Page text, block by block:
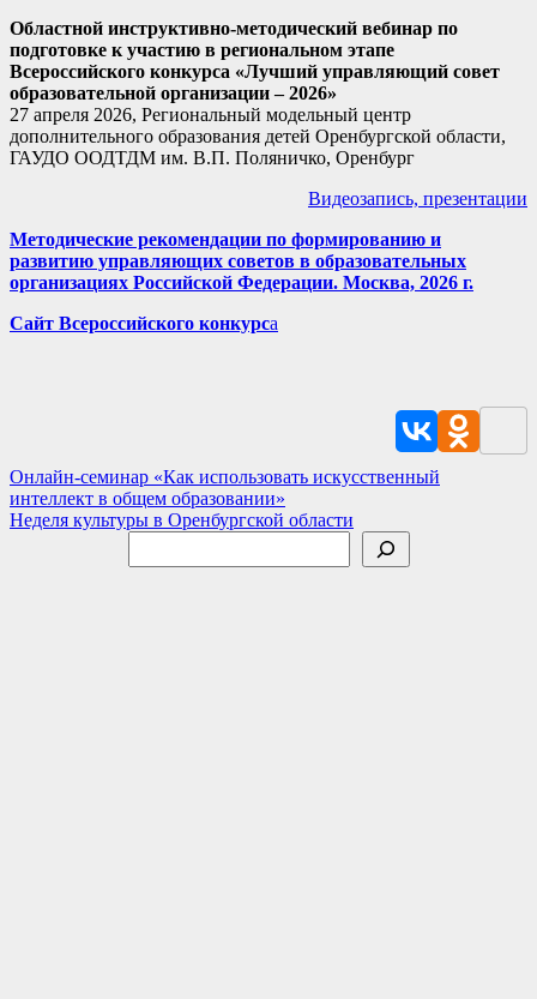
Областной инструктивно-методический вебинар по
подготовке к участию в региональном этапе
Всероссийского конкурса «Лучший управляющий совет
образовательной организации – 2026»
27 апреля 2026, Региональный модельный центр
дополнительного образования детей Оренбургской области,
ГАУДО ООДТДМ им. В.П. Поляничко, Оренбург
Видеозапись, презентации
Методические рекомендации по формированию и
развитию управляющих советов в образовательных
организациях Российской Федерации. Москва, 2026 г.
Сайт Всероссийского конкурса
Навигация
по
Онлайн-семинар «Как использовать искусственный
интеллект в общем образовании»
Неделя культуры в Оренбургской области